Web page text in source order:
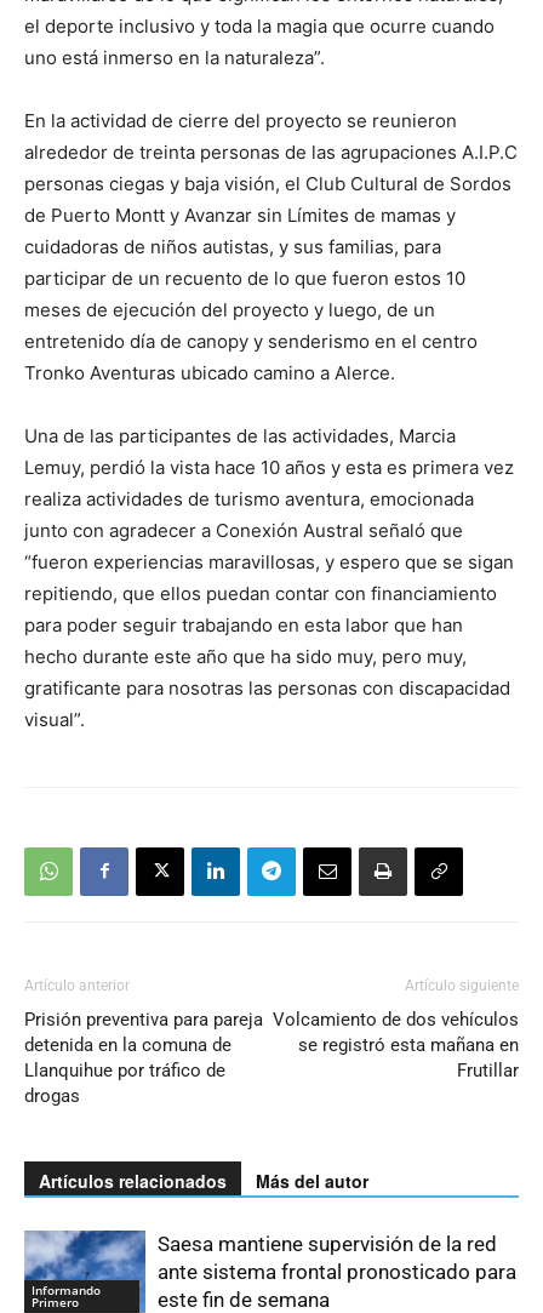
el deporte inclusivo y toda la magia que ocurre cuando
uno está inmerso en la naturaleza”.
En la actividad de cierre del proyecto se reunieron
alrededor de treinta personas de las agrupaciones A.I.P.C
personas ciegas y baja visión, el Club Cultural de Sordos
de Puerto Montt y Avanzar sin Límites de mamas y
cuidadoras de niños autistas, y sus familias, para
participar de un recuento de lo que fueron estos 10
meses de ejecución del proyecto y luego, de un
entretenido día de canopy y senderismo en el centro
Tronko Aventuras ubicado camino a Alerce.
Una de las participantes de las actividades, Marcia
Lemuy, perdió la vista hace 10 años y esta es primera vez
realiza actividades de turismo aventura, emocionada
junto con agradecer a Conexión Austral señaló que
“fueron experiencias maravillosas, y espero que se sigan
repitiendo, que ellos puedan contar con financiamiento
para poder seguir trabajando en esta labor que han
hecho durante este año que ha sido muy, pero muy,
gratificante para nosotras las personas con discapacidad
visual”.
Artículo anterior
Prisión preventiva para pareja
detenida en la comuna de
Llanquihue por tráfico de
drogas
Artículo siguiente
Volcamiento de dos vehículos
se registró esta mañana en
Frutillar
Artículos relacionados Más del autor
Informando
Primero
Saesa mantiene supervisión de la red
ante sistema frontal pronosticado para
este fin de semana